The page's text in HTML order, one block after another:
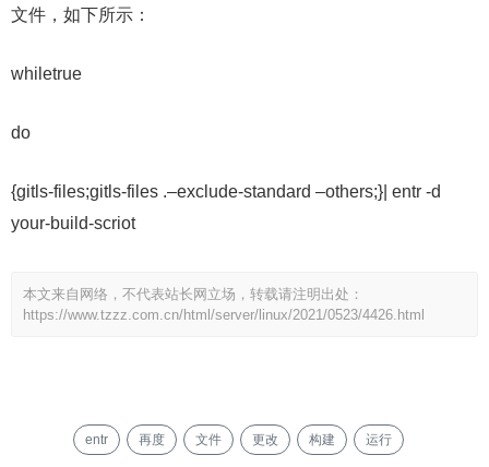
文件，如下所示：
whiletrue
do
{gitls-files;gitls-files .–exclude-standard –others;}| entr -d
your-build-scriot
本文来自网络，不代表站长网立场，转载请注明出处：
https://www.tzzz.com.cn/html/server/linux/2021/0523/4426.html
entr 再度 文件 更改 构建 运行